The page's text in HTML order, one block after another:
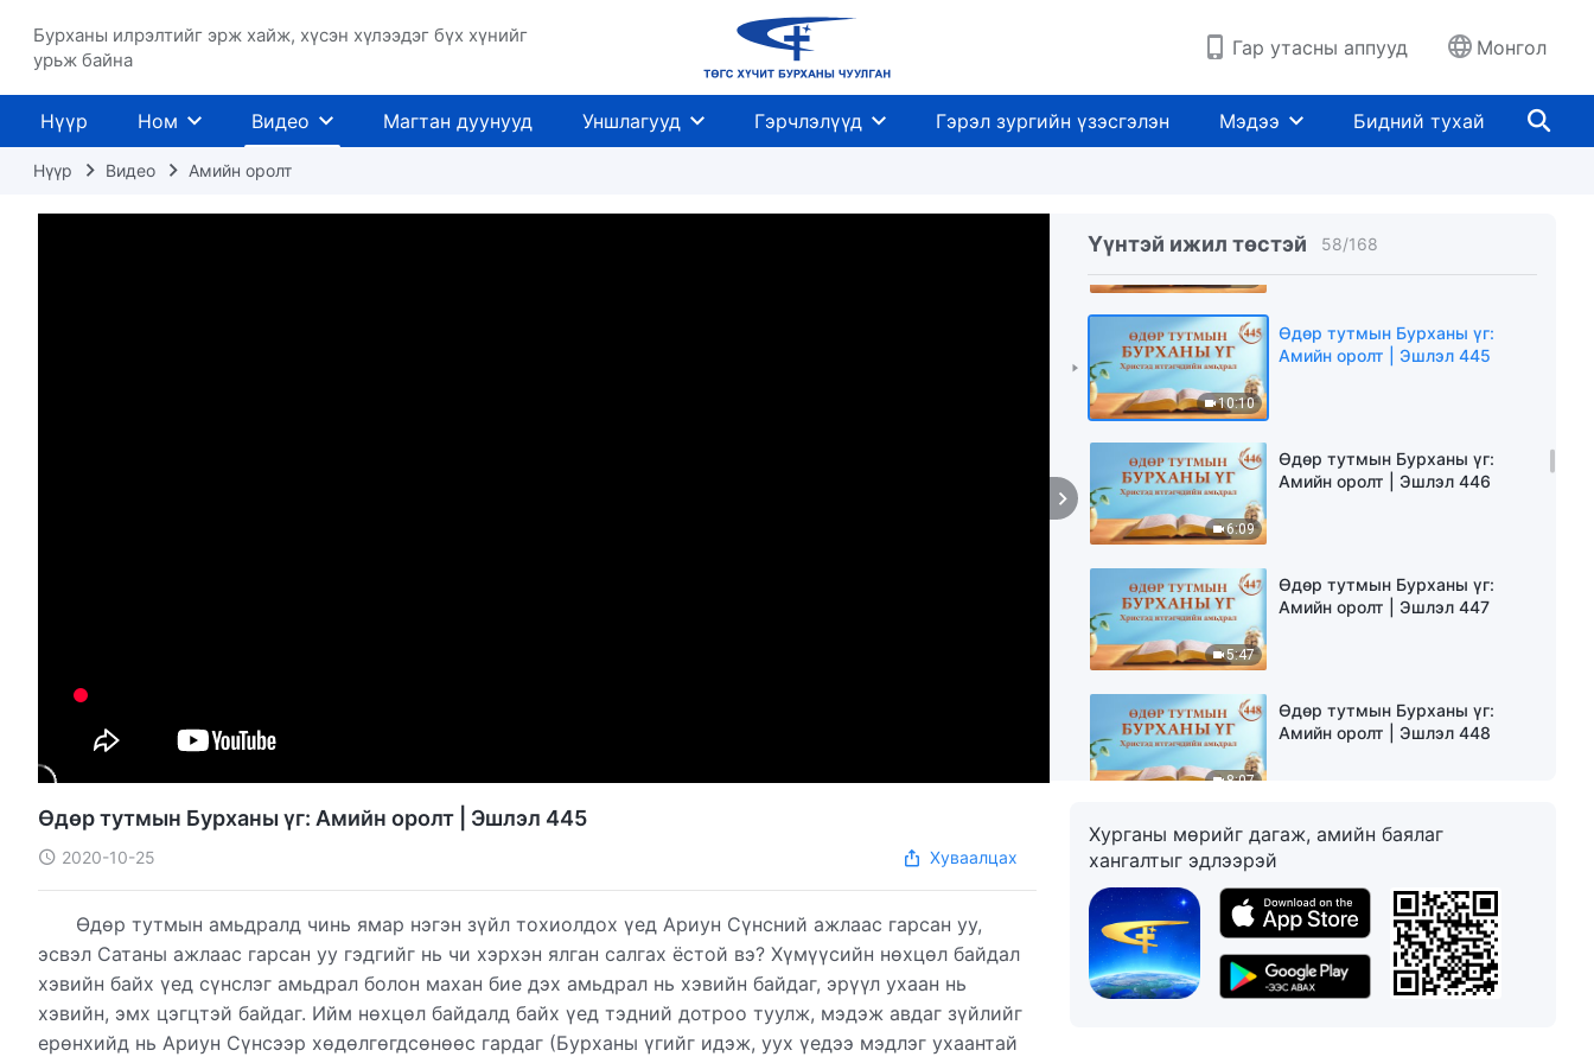
Бурханы илрэлтийг эрж хайж, хүсэн хүлээдэг бүх хүнийг
урьж байна
Гар утасны аппууд Монгол
Нүүр Ном Видео Магтан дуунууд Уншлагууд Гэрчлэлүүд Гэрэл зургийн үзэсгэлэн Мэдээ Бидний тухай
Нүүр Видео Амийн оролт
Үүнтэй ижил төстэй 58/168
13:51
13:06
10:10
Өдөр тутмын Бурханы үг:
Амийн оролт | Эшлэл 445
6:09
Өдөр тутмын Бурханы үг:
Амийн оролт | Эшлэл 446
5:47
Өдөр тутмын Бурханы үг:
Амийн оролт | Эшлэл 447
8:07
Өдөр тутмын Бурханы үг:
Амийн оролт | Эшлэл 448
6:00
Өдөр тутмын Бурханы үг:
Өдөр тутмын Бурханы үг:
Амийн оролт | Эшлэл 450
Өдөр тутмын Бурханы үг: Амийн оролт | Эшлэл 445
2020-10-25 Хуваалцах
Өдөр тутмын амьдралд чинь ямар нэгэн зүйл тохиолдох үед Ариун Сүнсний ажлаас гарсан уу,
эсвэл Сатаны ажлаас гарсан уу гэдгийг нь чи хэрхэн ялган салгах ёстой вэ? Хүмүүсийн нөхцөл байдал
хэвийн байх үед сүнслэг амьдрал болон махан бие дэх амьдрал нь хэвийн байдаг, эрүүл ухаан нь
хэвийн, эмх цэгцтэй байдаг. Ийм нөхцөл байдалд байх үед тэдний дотроо туулж, мэдэж авдаг зүйлийг
ерөнхийд нь Ариун Сүнсээр хөдөлгөгдсөнөөс гардаг (Бурханы үгийг идэж, уух үедээ мэдлэг ухаантай
Хурганы мөрийг дагаж, амийн баялаг
хангалтыг эдлээрэй